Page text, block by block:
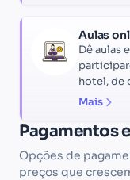
Aulas
Dê aulas
hotel, de
Mais
Pagamentos
Opções de
preços que